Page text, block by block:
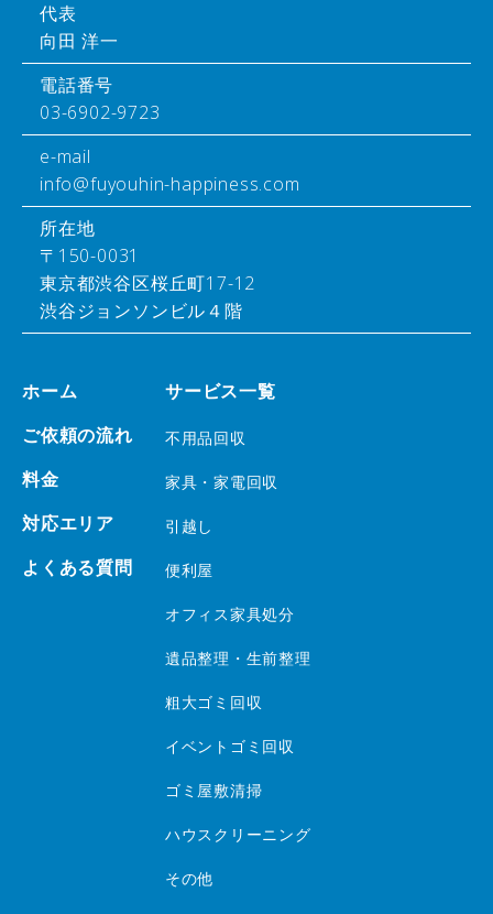
代表
向田 洋一
電話番号
03-6902-9723
e-mail
info@fuyouhin-happiness.com
所在地
〒150-0031
東京都渋谷区桜丘町17-12
渋谷ジョンソンビル４階
ホーム
ご依頼の流れ
料金
対応エリア
よくある質問
サービス一覧
不用品回収
家具・家電回収
引越し
便利屋
オフィス家具処分
遺品整理・生前整理
粗大ゴミ回収
イベントゴミ回収
ゴミ屋敷清掃
ハウスクリーニング
その他